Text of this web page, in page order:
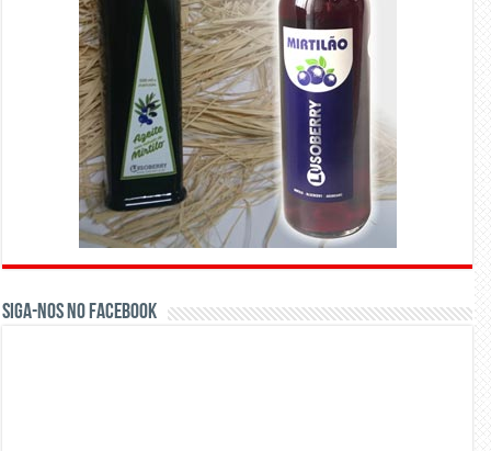
Siga-nos no Facebook